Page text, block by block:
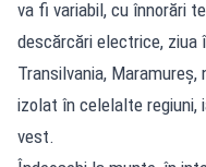
va fi variabil, cu înnorări
descărcări electrice, ziua
Transilvania,
izolat în celelalte regiuni,
vest.